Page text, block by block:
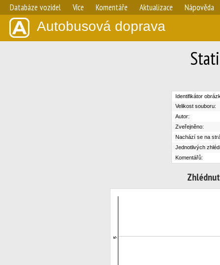
Databáze vozidel Více Komentáře Aktualizace Nápověda
Autobusová doprava
Identifikátor
Velikost souboru:
Autor:
Zveřejněno:
Nachází se na
Jednotlivých
Komentářů: